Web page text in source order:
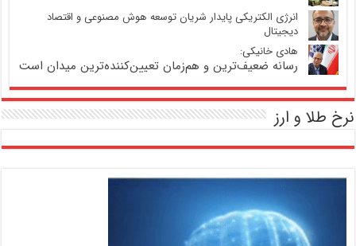
انرژی الکتریکی پایدار شریان توسعه هوش مصنوعی و اقتصاد
دیجیتال
هادی خانیکی:
رسانه ضعیف‌ترین و هم‌زمان تعیین‌کننده‌ترین میدان است
نرخ طلا و ارز